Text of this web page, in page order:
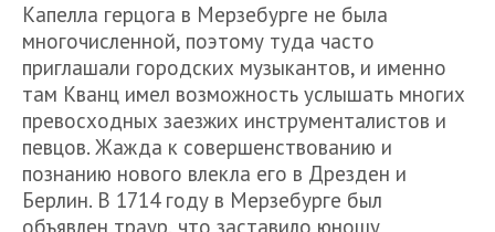
Капелла герцога в Мерзебурге не была
многочисленной, поэтому туда часто
приглашали городских музыкантов, и именно
там Кванц имел возможность услышать многих
превосходных заезжих инструменталистов и
певцов. Жажда к совершенствованию и
познанию нового влекла его в Дрезден и
Берлин. В 1714 году в Мерзебурге был
объявлен траур, что заставило юношу